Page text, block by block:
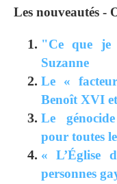
Les nouveautés -
"Ce que je
Suzanne
Le «
Benoît XVI
Le
pour toutes
« L’Église
personnes